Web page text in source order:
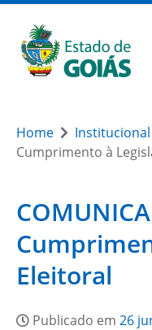
Home Institucional
Cumprimento à
Eleitoral
Publicado em 26